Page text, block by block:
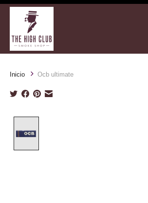
Inicio Ocb ultimate